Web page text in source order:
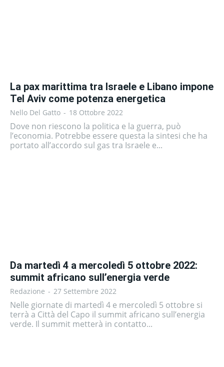
La pax marittima tra Israele e Libano impone
Tel Aviv come potenza energetica
Nello Del Gatto - 18 Ottobre 2022
Dove non riescono la politica e la guerra, può
l’economia. Potrebbe essere questa la sintesi che ha
portato all’accordo sul gas tra Israele e...
Da martedì 4 a mercoledì 5 ottobre 2022:
summit africano sull’energia verde
Redazione - 27 Settembre 2022
Nelle giornate di martedì 4 e mercoledì 5 ottobre si
terrà a Città del Capo il summit africano sull’energia
verde. Il summit metterà in contatto...